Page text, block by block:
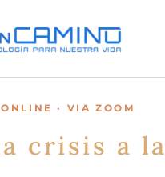
· VIA ZOOM
crisis a la